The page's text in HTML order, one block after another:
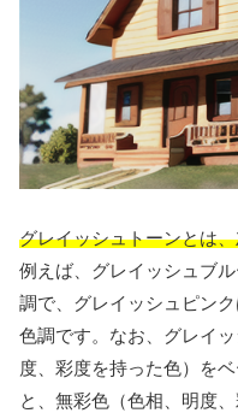
グレイッシュトーンとは
例えば、グレイッシュブ
調で、グレイッシュピン
色調です。なお、グレイ
度、彩度を持った色）を
と、無彩色（色相、明度